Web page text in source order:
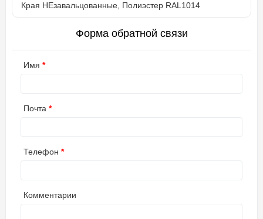
Края НЕзавальцованные, Полиэстер RAL1014
Форма обратной связи
Имя
Почта
Телефон
Комментарии